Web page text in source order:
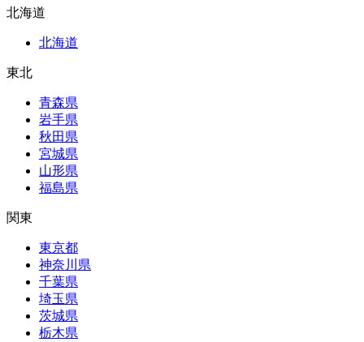
北海道
北海道
東北
青森県
岩手県
秋田県
宮城県
山形県
福島県
関東
東京都
神奈川県
千葉県
埼玉県
茨城県
栃木県